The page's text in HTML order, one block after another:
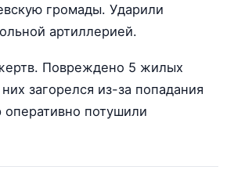
громады. Ударили
артиллерией.
Повреждено 5 жилых
загорелся из-за попадания
потушили